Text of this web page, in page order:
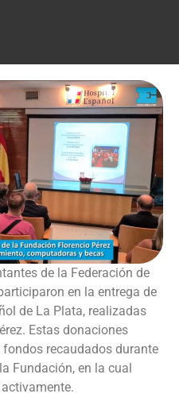
de la Federación de
en la entrega de
de La Plata, realizadas
Estas donaciones
recaudados durante
Fundación, en la cual